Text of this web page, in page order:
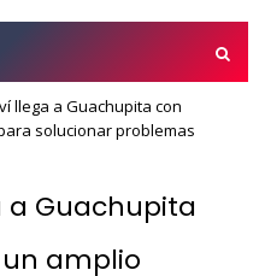
llega a Guachupita con
solucionar problemas
a Guachupita
amplio